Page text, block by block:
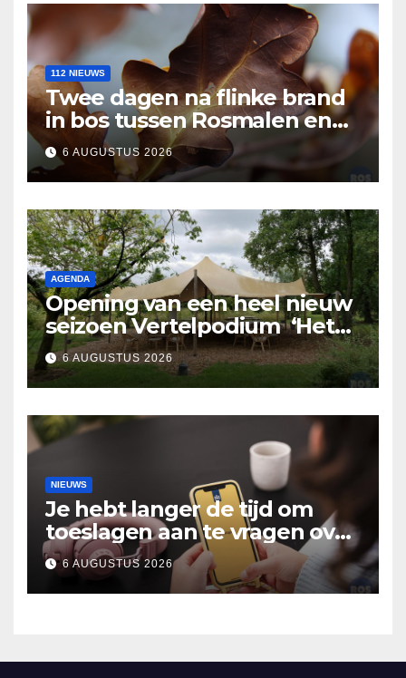
112 NIEUWS
Twee dagen na flinke brand
in bos tussen Rosmalen en
Nuland
6 AUGUSTUS 2026
AGENDA
Opening van een heel nieuw
seizoen Vertelpodium ‘Het
Lopende Vuur’. Landelijke
verhalen in Bomentuin D’n
Hooidonk
6 AUGUSTUS 2026
NIEUWS
Je hebt langer de tijd om
toeslagen aan te vragen over
2025
6 AUGUSTUS 2026